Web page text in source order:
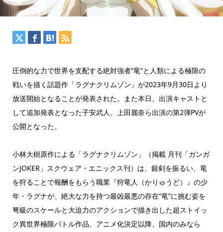
圧倒的な力で世界を支配する絶対強者”竜”と人類による極限の
戦いを描く話題作「ラグナクリムゾン」が2023年9月30日より
放送開始となることが発表された。また本日、出演キャストと
して追加発表となった子安武人、上田麗奈ら出演の第2弾PVが
公開となった。
小林大樹原作による「ラグナクリムゾン」（掲載 月刊「ガンガ
ンJOKER」スクウェア・エニックス刊）は、銀剣を振るい、竜
を狩ることで報酬をもらう職業『狩竜人（かりゅうど）』の少
年・ラグナが、絶大な力を持つ最凶最悪の存在”竜”に挑む姿を
弩級のスケールと大迫力のアクションで描き出した超ストイッ
ク異世界極限バトル作品。アニメ化決定以降、国内のみなら